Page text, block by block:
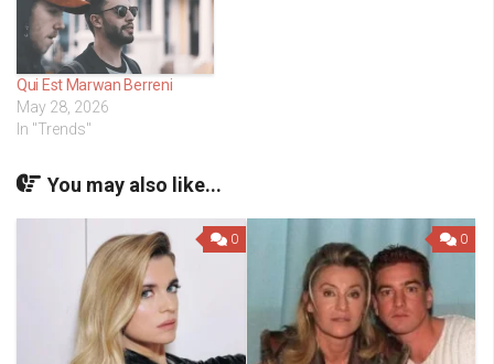
Qui Est Marwan Berreni
May 28, 2026
In "Trends"
You may also like...
0 0